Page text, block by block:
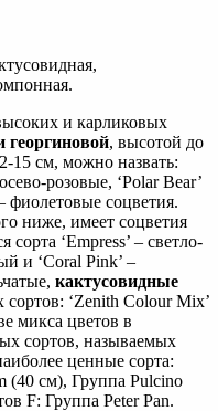
и карликовых
георгиновой, высотой до
15 см, можно назвать:
розовые, ‘Polar Bear’
фиолетовые соцветия.
ниже, имеет соцветия
‘Empress’ – светло-
и ‘Coral Pink’ –
кактусовидные
сортов: ‘Zenith Colour Mix’
микса цветов в
сортов, называемых
ценные сорта:
(40 см), Группа Pulcino
F: Группа Peter Pan.